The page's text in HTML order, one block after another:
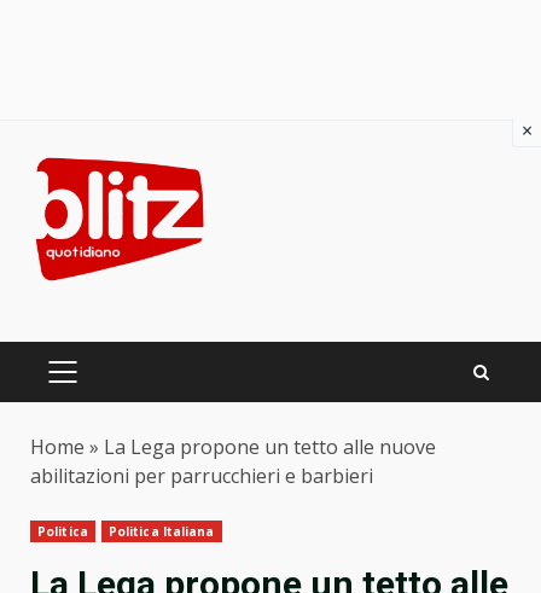
content
PRIMARY
Home » La Lega propone un tetto alle nuove
abilitazioni per parrucchieri e barbieri
Politica Politica Italiana
La Lega propone un tetto alle
×